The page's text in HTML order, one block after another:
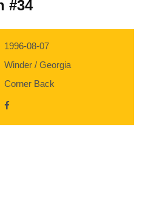
#34
1996-08-07
Winder / Georgia
Corner Back